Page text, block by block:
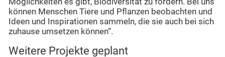
können Menschen Tiere und Pflanzen beobachten und
Ideen und Inspirationen sammeln, die sie auch bei sich
zuhause umsetzen können“.
Weitere Projekte geplant